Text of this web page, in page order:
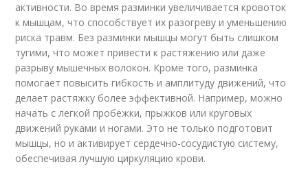
активности. Во время разминки увеличивается кровоток
к мышцам, что способствует их разогреву и уменьшению
риска травм. Без разминки мышцы могут быть слишком
тугими, что может привести к растяжению или даже
разрыву мышечных волокон. Кроме того, разминка
помогает повысить гибкость и амплитуду движений, что
делает растяжку более эффективной. Например, можно
начать с легкой пробежки, прыжков или круговых
движений руками и ногами. Это не только подготовит
мышцы, но и активирует сердечно-сосудистую систему,
обеспечивая лучшую циркуляцию крови.